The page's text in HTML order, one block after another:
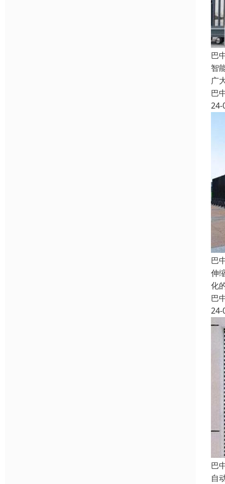
巴
智
广
巴
24-
巴
伸
化
巴
24-
巴
自